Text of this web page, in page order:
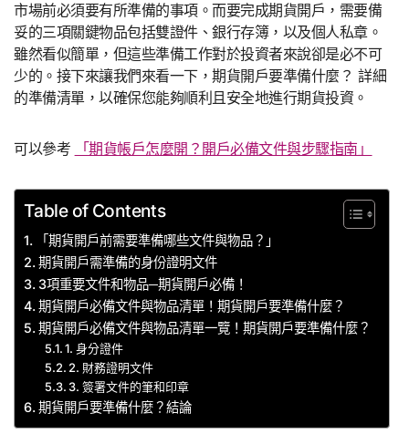
市場前必須要有所準備的事項。而要完成期貨開戶，需要備
妥的三項關鍵物品包括雙證件、銀行存簿，以及個人私章。
雖然看似簡單，但這些準備工作對於投資者來說卻是必不可
少的。接下來讓我們來看一下，期貨開戶要準備什麼？ 詳細
的準備清單，以確保您能夠順利且安全地進行期貨投資。
可以參考 「期貨帳戶怎麼開？開戶必備文件與步驟指南」
Table of Contents
「期貨開戶前需要準備哪些文件與物品？」
期貨開戶需準備的身份證明文件
3項重要文件和物品─期貨開戶必備！
期貨開戶必備文件與物品清單！期貨開戶要準備什麼？
期貨開戶必備文件與物品清單一覽！期貨開戶要準備什麼？
1. 身分證件
2. 財務證明文件
3. 簽署文件的筆和印章
期貨開戶要準備什麼？結論